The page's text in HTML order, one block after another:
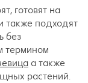
готовят на
также подходят
без
термином
а также
растений.